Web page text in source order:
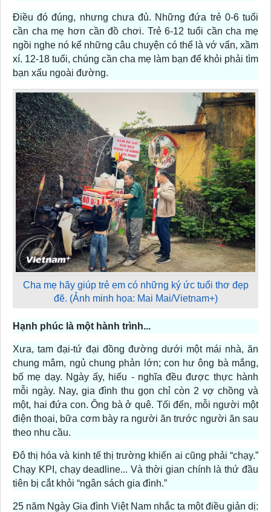
Điều đó đúng, nhưng chưa đủ. Những đứa trẻ 0-6 tuổi
cần cha mẹ hơn cần đồ chơi. Trẻ 6-12 tuổi cần cha mẹ
ngồi nghe nó kể những câu chuyện có thể là vớ vẩn, xầm
xí. 12-18 tuổi, chúng cần cha mẹ làm bạn để khỏi phải tìm
bạn xấu ngoài đường.
Cha mẹ hãy giúp trẻ em có những ký ức tuổi thơ đẹp
đẽ. (Ảnh minh họa: Mai Mai/Vietnam+)
Hạnh phúc là một hành trình...
Xưa, tam đại-tứ đại đồng đường dưới một mái nhà, ăn
chung mâm, ngủ chung phản lớn; con hư ông bà mắng,
bố mẹ dạy. Ngày ấy, hiếu - nghĩa đều được thực hành
mỗi ngày. Nay, gia đình thu gọn chỉ còn 2 vợ chồng và
một, hai đứa con. Ông bà ở quê. Tối đến, mỗi người một
điện thoại, bữa cơm bày ra người ăn trước người ăn sau
theo nhu cầu.
Đô thị hóa và kinh tế thị trường khiến ai cũng phải “chạy.”
Chạy KPI, chạy deadline... Và thời gian chính là thứ đầu
tiên bị cắt khỏi “ngân sách gia đình.”
25 năm Ngày Gia đình Việt Nam nhắc ta một điều giản dị: